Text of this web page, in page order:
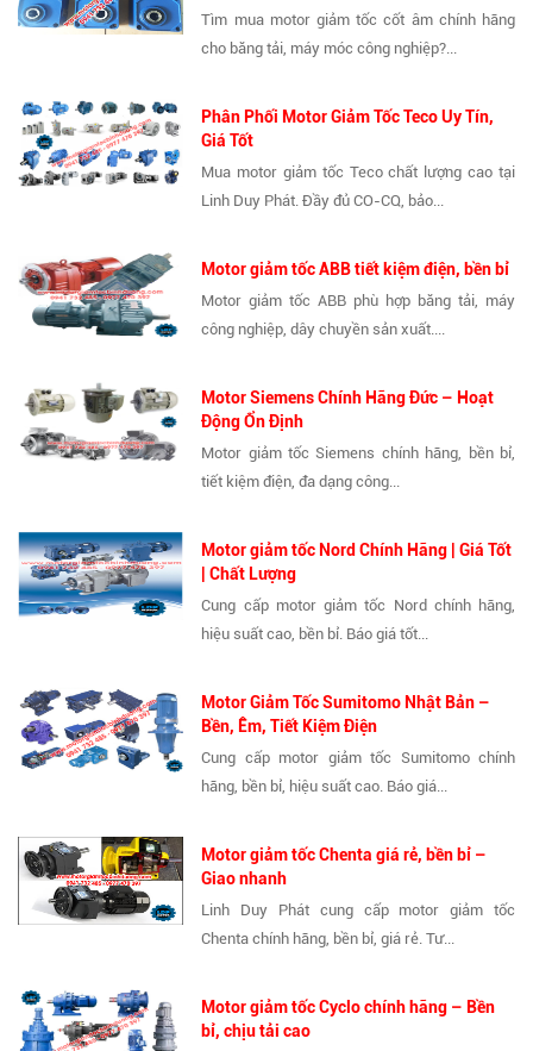
Tìm mua motor giảm tốc cốt âm chính hãng
cho băng tải, máy móc công nghiệp?...
Phân Phối Motor Giảm Tốc Teco Uy Tín,
Giá Tốt
Mua motor giảm tốc Teco chất lượng cao tại
Linh Duy Phát. Đầy đủ CO-CQ, bảo...
Motor giảm tốc ABB tiết kiệm điện, bền bỉ
Motor giảm tốc ABB phù hợp băng tải, máy
công nghiệp, dây chuyền sản xuất....
Motor Siemens Chính Hãng Đức – Hoạt
Động Ổn Định
Motor giảm tốc Siemens chính hãng, bền bỉ,
tiết kiệm điện, đa dạng công...
Motor giảm tốc Nord Chính Hãng | Giá Tốt
| Chất Lượng
Cung cấp motor giảm tốc Nord chính hãng,
hiệu suất cao, bền bỉ. Báo giá tốt...
Motor Giảm Tốc Sumitomo Nhật Bản –
Bền, Êm, Tiết Kiệm Điện
Cung cấp motor giảm tốc Sumitomo chính
hãng, bền bỉ, hiệu suất cao. Báo giá...
Motor giảm tốc Chenta giá rẻ, bền bỉ –
Giao nhanh
Linh Duy Phát cung cấp motor giảm tốc
Chenta chính hãng, bền bỉ, giá rẻ. Tư...
Motor giảm tốc Cyclo chính hãng – Bền
bỉ, chịu tải cao